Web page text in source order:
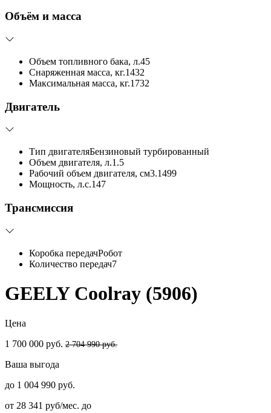
Объём и масса
Объем топливного бака, л.45
Снаряженная масса, кг.1432
Максимальная масса, кг.1732
Двигатель
Тип двигателяБензиновый турбированный
Объем двигателя, л.1.5
Рабочий объем двигателя, см3.1499
Мощность, л.с.147
Трансмиссия
Коробка передачРобот
Количество передач7
GEELY Coolray (5906)
Цена
1 700 000 руб. 2 704 990 руб.
Ваша выгода
до 1 004 990 руб.
от 28 341 руб/мес. до